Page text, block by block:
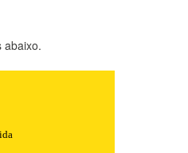
abaixo.
completa del